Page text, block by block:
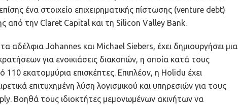
ένα στοιχείο επιχειρηματικής πίστωσης (venture debt)
την Claret Capital και τη Silicon Valley Bank.
αδέλφια Johannes και Michael Siebers, έχει δημιουργήσει μια
για ενοικιάσεις διακοπών, η οποία κατά τους
110 εκατομμύρια επισκέπτες. Επιπλέον, η Holidu έχει
επιτυχημένη λύση λογισμικού και υπηρεσιών για τους
Βοηθά τους ιδιοκτήτες μεμονωμένων ακινήτων να